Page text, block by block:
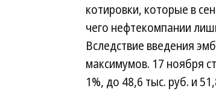
котировки, которые в
чего нефтекомпании
Вследствие введения
максимумов. 17 ноября
1%, до 48,6 тыс. руб. и